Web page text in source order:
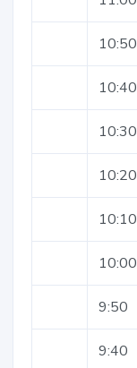
10:50
10:40
10:30
10:20
10:10
10:00
9:50
9:40